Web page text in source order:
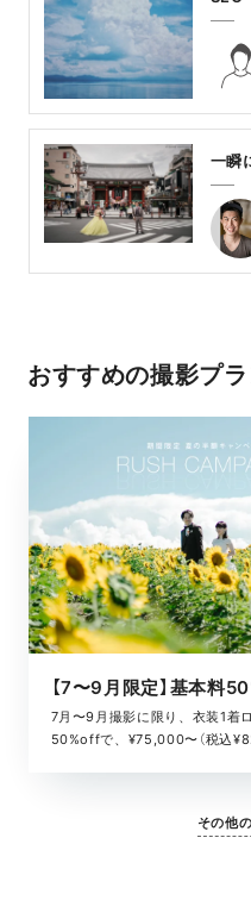
一瞬
おすすめの撮影プ
7月〜9月撮影に限り、衣装1着
50%offで、¥75,000〜（税込
その他